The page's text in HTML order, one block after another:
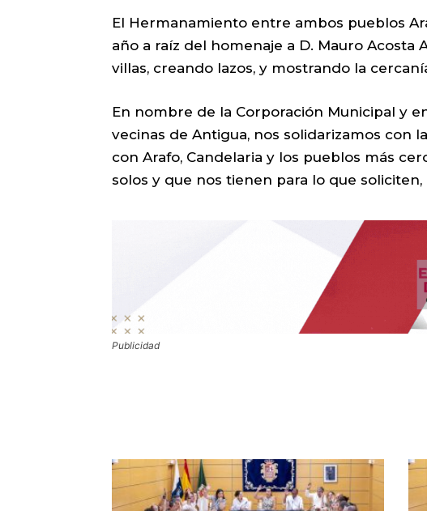
El Hermanamiento entre ambos pueblos
año a raíz del homenaje a D. Mauro Acosta
villas, creando lazos, y mostrando la
En nombre de la Corporación Municipal y
vecinas de Antigua, nos solidarizamos con
con Arafo, Candelaria y los pueblos más
solos y que nos tienen para lo que
Publicidad